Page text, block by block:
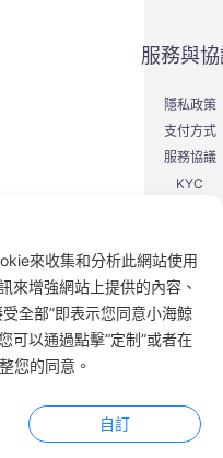
服務與
隱私政策
支付方式
服務協議
KYC
ROOM
來收集和分析此網站使用
來增強網站上提供的內容、
全部”即表示您同意小海鯨
可以通過點擊“定制”或者在
您的同意。
自訂